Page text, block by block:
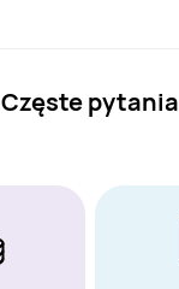
Częste pytania